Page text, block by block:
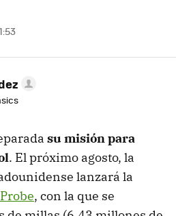
su misión para
. El próximo agosto, la
lanzará la
, con la que se